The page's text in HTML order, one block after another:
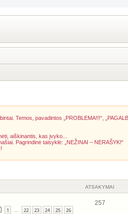
Temos, pavadintos „PROBLEMA!!!“,
aiškinantis, kas įvyko...
Pagrindinė taisyklė: „NEŽINAI – NERAŠYK!“
ATSAKYMAI
1 … 22 23 24 25 26
257